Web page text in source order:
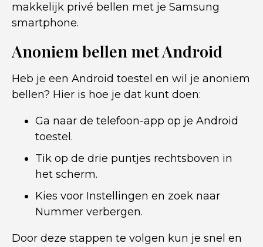
makkelijk privé bellen met je Samsung
smartphone.
Anoniem bellen met Android
Heb je een Android toestel en wil je anoniem
bellen? Hier is hoe je dat kunt doen:
Ga naar de telefoon-app op je Android
toestel.
Tik op de drie puntjes rechtsboven in
het scherm.
Kies voor Instellingen en zoek naar
Nummer verbergen.
Door deze stappen te volgen kun je snel en